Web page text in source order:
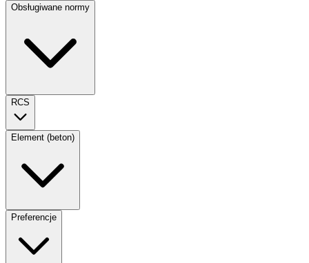
Obsługiwane normy
RCS
Element (beton)
Preferencje